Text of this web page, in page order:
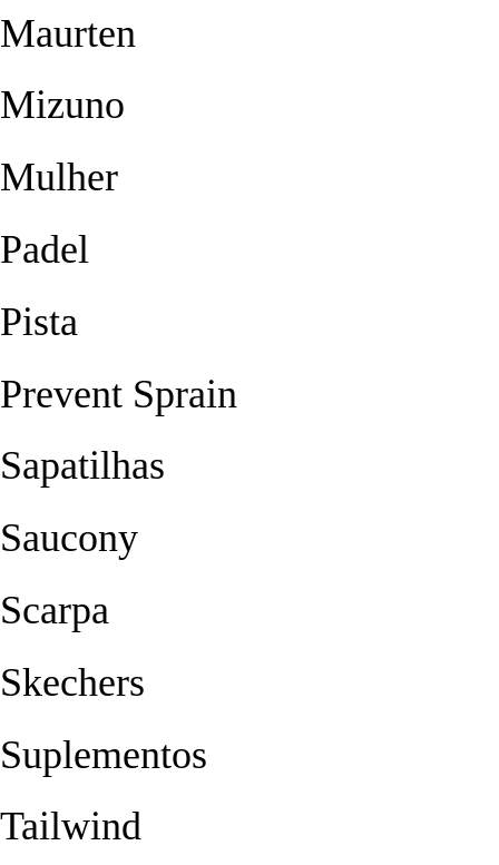
Maurten
Mizuno
Mulher
Padel
Pista
Prevent Sprain
Sapatilhas
Saucony
Scarpa
Skechers
Suplementos
Tailwind